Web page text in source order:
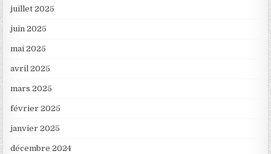
juillet 2025
juin 2025
mai 2025
avril 2025
mars 2025
février 2025
janvier 2025
décembre 2024